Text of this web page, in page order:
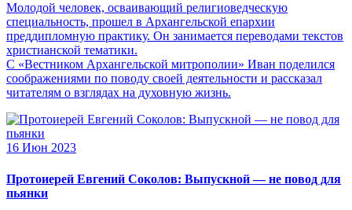
Молодой человек, осваивающий религиоведческую
специальность, прошел в Архангельской епархии
преддипломную практику. Он занимается переводами текстов
христианской тематики.
С «Вестником Архангельской митрополии» Иван поделился
соображениями по поводу своей деятельности и рассказал
читателям о взглядах на духовную жизнь.
16 Июн 2023
Протоиерей Евгений Соколов: Выпускной — не повод для
пьянки